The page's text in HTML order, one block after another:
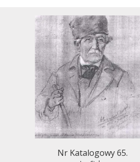
Nr Katalogowy 65.